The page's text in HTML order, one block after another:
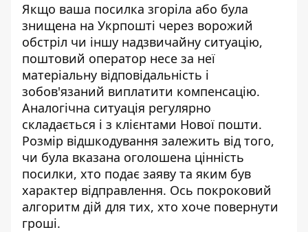
Якщо ваша посилка згоріла або була
знищена на Укрпошті через ворожий
обстріл чи іншу надзвичайну ситуацію,
поштовий оператор несе за неї
матеріальну відповідальність і
зобов'язаний виплатити компенсацію.
Аналогічна ситуація регулярно
складається і з клієнтами Нової пошти.
Розмір відшкодування залежить від того,
чи була вказана оголошена цінність
посилки, хто подає заяву та яким був
характер відправлення. Ось покроковий
алгоритм дій для тих, хто хоче повернути
гроші.